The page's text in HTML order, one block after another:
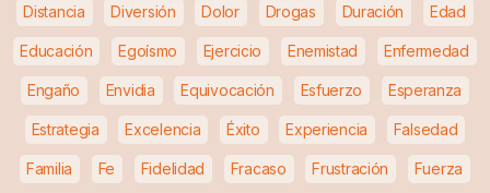
Distancia Diversión Dolor Drogas Duración Edad
Educación Egoísmo Ejercicio Enemistad Enfermedad
Engaño Envidia Equivocación Esfuerzo Esperanza
Estrategia Excelencia Éxito Experiencia Falsedad
Familia Fe Fidelidad Fracaso Frustración Fuerza